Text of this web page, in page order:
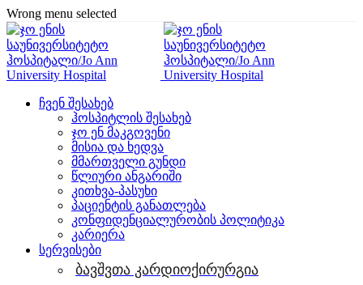
Wrong menu selected
ჩვენ შესახებ
ჰოსპიტლის შესახებ
ჯო ენ მაკგოვენი
მისია და ხედვა
მმართველი გუნდი
წლიური ანგარიში
კითხვა-პასუხი
პაციენტის განათლება
კონფიდენციალურობის პოლიტიკა
კარიერა
სერვისები
ბავშვთა კარდიოქირურგია